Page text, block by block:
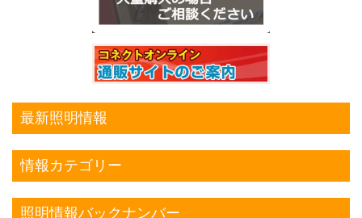
最新照明情報
情報カテゴリー
照明情報バックナンバー